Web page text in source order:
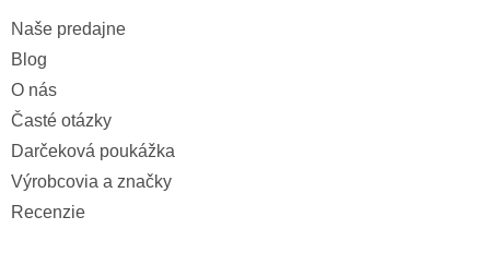
Naše predajne
Blog
O nás
Časté otázky
Darčeková poukážka
Výrobcovia a značky
Recenzie